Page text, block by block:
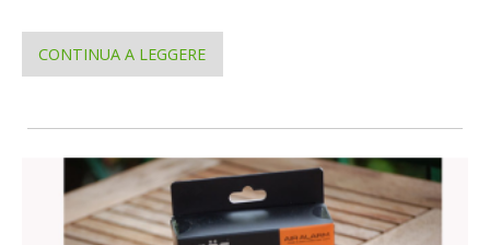
CONTINUA A LEGGERE